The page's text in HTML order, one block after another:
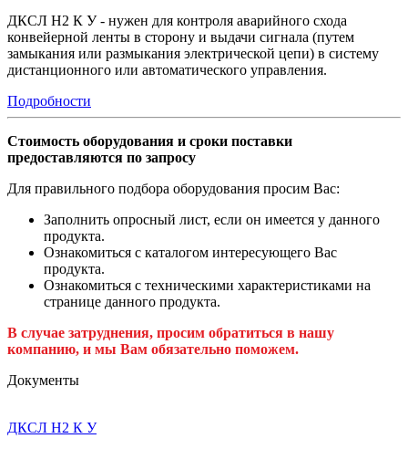
ДКСЛ Н2 К У - нужен для контроля аварийного схода
конвейерной ленты в сторону и выдачи сигнала (путем
замыкания или размыкания электрической цепи) в систему
дистанционного или автоматического управления.
Подробности
Стоимость оборудования и сроки поставки
предоставляются по запросу
Для правильного подбора оборудования просим Вас:
Заполнить опросный лист, если он имеется у данного
продукта.
Ознакомиться с каталогом интересующего Вас
продукта.
Ознакомиться с техническими характеристиками на
странице данного продукта.
В случае затруднения, просим обратиться в нашу
компанию, и мы Вам обязательно поможем.
Документы
ДКСЛ Н2 К У